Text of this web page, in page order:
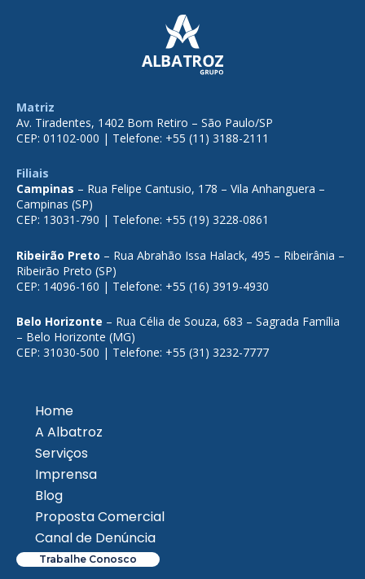
Home
A Albatroz
Serviços
Imprensa
Blog
Proposta Comercial
Canal de Denúncia
Trabalhe Conosco
Matriz
Av. Tiradentes, 1402 Bom Retiro – São Paulo/SP
CEP: 01102-000 | Telefone: +55 (11) 3188-2111
Filiais
Campinas – Rua Felipe Cantusio, 178 – Vila Anhanguera –
Campinas (SP)
CEP: 13031-790 | Telefone: +55 (19) 3228-0861
Ribeirão Preto – Rua Abrahão Issa Halack, 495 – Ribeirânia –
Ribeirão Preto (SP)
CEP: 14096-160 | Telefone: +55 (16) 3919-4930
Belo Horizonte – Rua Célia de Souza, 683 – Sagrada Família
– Belo Horizonte (MG)
CEP: 31030-500 | Telefone: +55 (31) 3232-7777